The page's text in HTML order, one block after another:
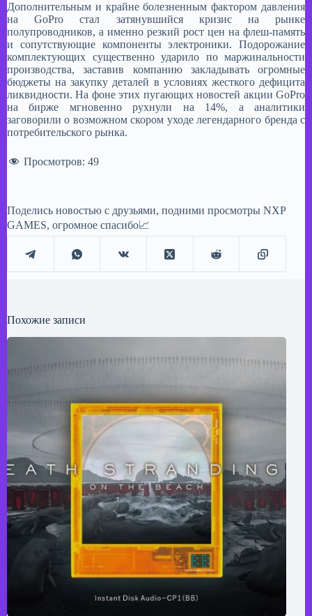
Дополнительным и крайне болезненным фактором давления
на GoPro стал затянувшийся кризис на рынке
полупроводников, а именно резкий рост цен на флеш-память
и сопутствующие компоненты электроники. Подорожание
комплектующих существенно ударило по маржинальности
производства, заставив компанию закладывать огромные
бюджеты на закупку деталей в условиях жесткого дефицита
ликвидности. На фоне этих пугающих новостей акции GoPro
на бирже мгновенно рухнули на 14%, а аналитики
заговорили о возможном скором уходе легендарного бренда с
потребительского рынка.
Просмотров: 49
Поделись новостью с друзьями, подними просмотры NXP
GAMES, огромное спасибо📈
Похожие записи